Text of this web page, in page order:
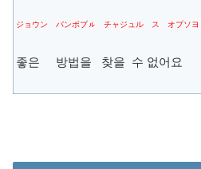
ジョウン バンボブㇽ チャジュル ス オプソヨ
좋은 방법을 찾을 수 없어요